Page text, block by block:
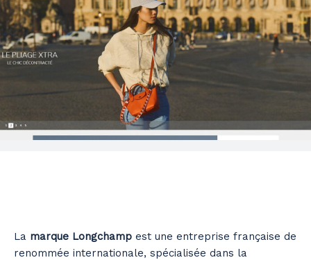
La marque Longchamp est une entreprise française de
renommée internationale, spécialisée dans la